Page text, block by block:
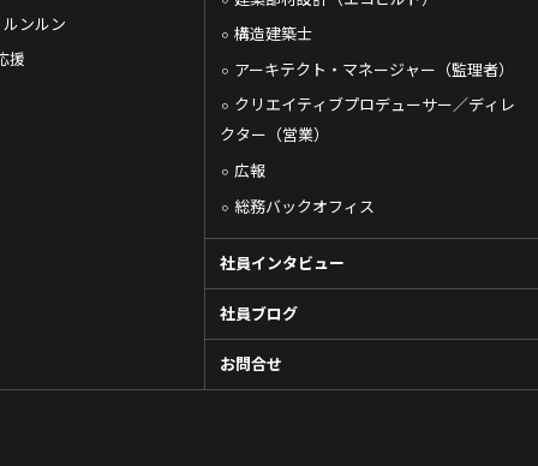
ルンルン
援
構造建築士
アーキテクト・マネージャー（監理者）
クリエイティブプロデューサー／ディレ
クター（営業）
広報
総務バックオフィス
社員インタビュー
社員ブログ
お問合せ